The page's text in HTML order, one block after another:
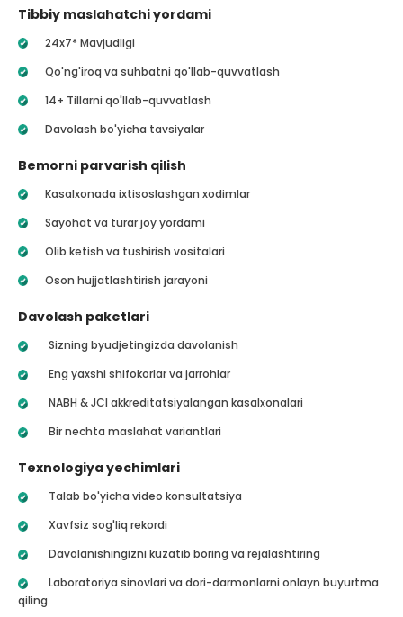
Tibbiy maslahatchi yordami
24x7* Mavjudligi
Qo'ng'iroq va suhbatni qo'llab-quvvatlash
14+ Tillarni qo'llab-quvvatlash
Davolash bo'yicha tavsiyalar
Bemorni parvarish qilish
Kasalxonada ixtisoslashgan xodimlar
Sayohat va turar joy yordami
Olib ketish va tushirish vositalari
Oson hujjatlashtirish jarayoni
Davolash paketlari
Sizning byudjetingizda davolanish
Eng yaxshi shifokorlar va jarrohlar
NABH & JCI akkreditatsiyalangan kasalxonalari
Bir nechta maslahat variantlari
Texnologiya yechimlari
Talab bo'yicha video konsultatsiya
Xavfsiz sog'liq rekordi
Davolanishingizni kuzatib boring va rejalashtiring
Laboratoriya sinovlari va dori-darmonlarni onlayn buyurtma
qiling